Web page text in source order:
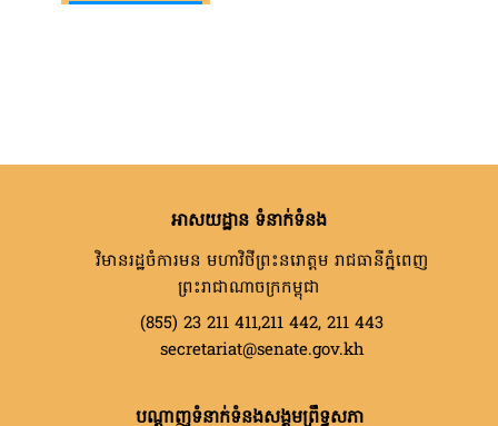
អាសយដ្ឋាន ទំនាក់ទំនង
វិមានរដ្ឋចំការមន មហាវិថីព្រះនរោត្តម រាជធានីភ្នំពេញ
ព្រះរាជាណាចក្រកម្ពុជា
(855) 23 211 411,211 442, 211 443
secretariat@senate.gov.kh
បណ្តាញទំនាក់ទំនងសង្គមព្រឹទ្ធសភា